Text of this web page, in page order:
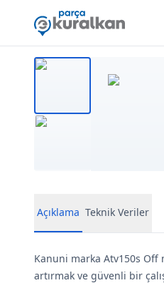
Açıklama Teknik Veriler
Kanuni marka Atv150s Off
artırmak ve güvenli bir